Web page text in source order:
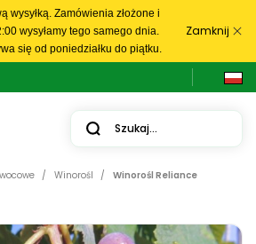
wysyłką. Zamówienia złożone i
wysyłamy tego samego dnia.
się od poniedziałku do piątku.
Zamknij
Winorośl
Winorośl Reliance